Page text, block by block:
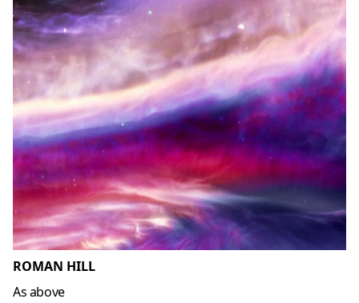
ROMAN HILL
As above